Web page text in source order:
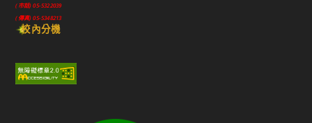
(市話) 05-5322039
(傳真) 05-5348213
校內分機